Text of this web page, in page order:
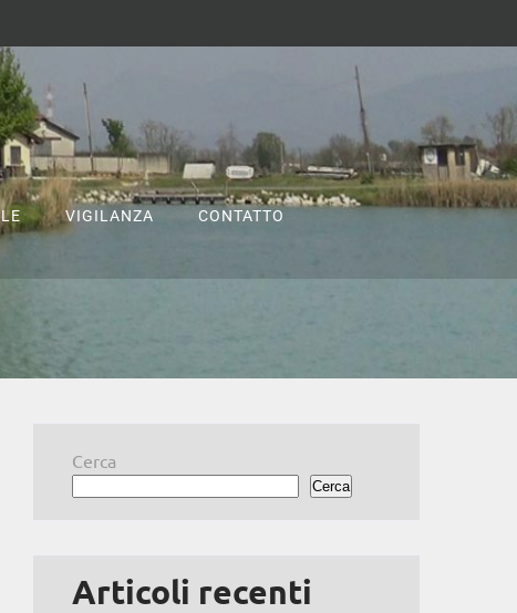
VIGILANZA CONTATTO
Cerca
Cerca
Articoli recenti